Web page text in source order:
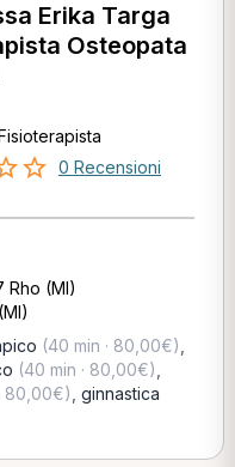
Erika Targa
Osteopata
0 Recensioni
Rho (MI)
(40 min · 80,00€)
(40 min · 80,00€)
80,00€) ginnastica